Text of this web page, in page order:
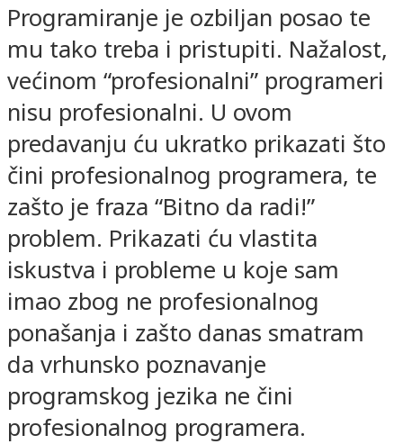
Programiranje je ozbiljan posao te
mu tako treba i pristupiti. Nažalost,
većinom “profesionalni” programeri
nisu profesionalni. U ovom
predavanju ću ukratko prikazati što
čini profesionalnog programera, te
zašto je fraza “Bitno da radi!”
problem. Prikazati ću vlastita
iskustva i probleme u koje sam
imao zbog ne profesionalnog
ponašanja i zašto danas smatram
da vrhunsko poznavanje
programskog jezika ne čini
profesionalnog programera.